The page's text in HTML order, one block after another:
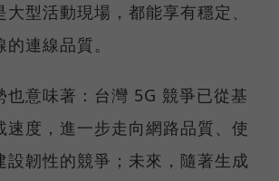
型活動現場，都能享有穩定、
連線品質。
也意味著：台灣 5G 競爭已從基
速度，進一步走向網路品質、使
設韌性的競爭；未來，隨著生成